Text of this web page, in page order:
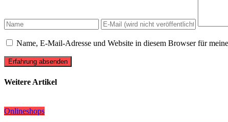
Name, E-Mail-Adresse und Website in diesem Browser für
Erfahrung absenden
Weitere Artikel
Onlineshops